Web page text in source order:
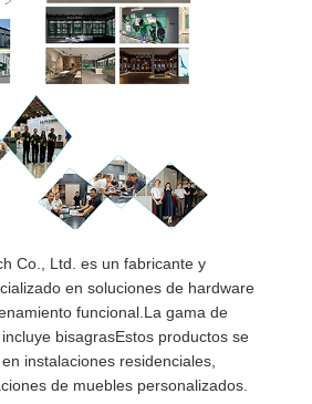
Co., Ltd. es un fabricante y
en soluciones de hardware
funcional.La gama de
bisagrasEstos productos se
instalaciones residenciales,
de muebles personalizados.